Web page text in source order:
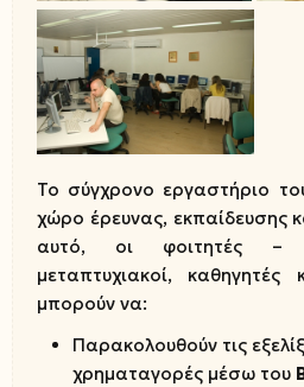
Το σύγχρονο εργαστήριο
χώρο έρευνας, εκπαίδευσης
αυτό, οι φοιτητές –
μεταπτυχιακοί, καθηγητές
μπορούν να:
Παρακολουθούν τις
χρηματαγορές μέσω του